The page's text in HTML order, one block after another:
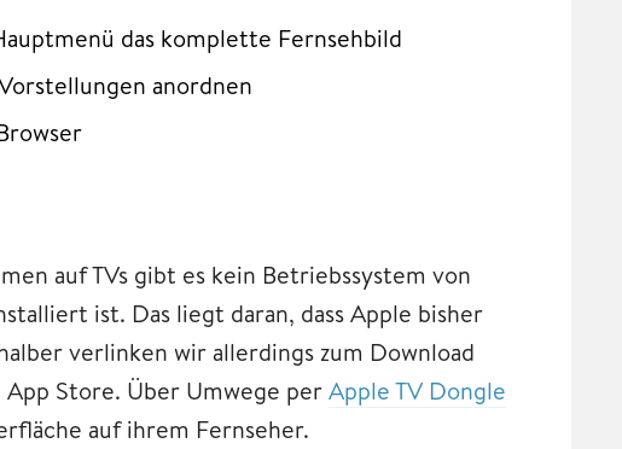
das komplette Fernsehbild
anordnen
auf TVs gibt es kein Betriebssystem von
ist. Das liegt daran, dass Apple bisher
verlinken wir allerdings zum Download
Store. Über Umwege perApple TV Dongle
auf ihrem Fernseher.